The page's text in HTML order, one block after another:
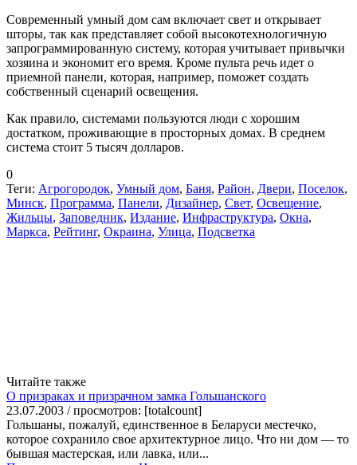
Современный умный дом сам включает свет и открывает
шторы, так как представляет собой высокотехнологичную
запрограммированную систему, которая учитывает привычки
хозяина и экономит его время. Кроме пульта речь идет о
приемной панели, которая, например, поможет создать
собственный сценарий освещения.
Как правило, системами пользуются люди с хорошим
достатком, проживающие в просторных домах. В среднем
система стоит 5 тысяч долларов.
0
Теги: Агрогородок, Умный дом, Баня, Район, Двери, Поселок,
Минск, Программа, Панели, Дизайнер, Свет, Освещение,
Жильцы, Заповедник, Издание, Инфраструктура, Окна,
Маркса, Рейтинг, Окраина, Улица, Подсветка
Читайте также
О призраках и призрачном замка Гольшанского
23.07.2003 / просмотров: [totalcount]
Гольшаны, пожалуй, единственное в Беларуси местечко,
которое сохранило свое архитектурное лицо. Что ни дом — то
бывшая мастерская, или лавка, или...